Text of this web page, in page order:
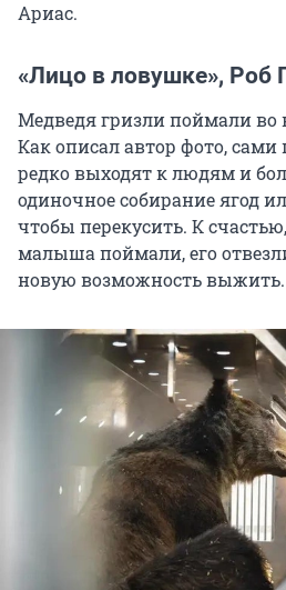
Ариас.
«Лицо в ловушке», Роб
Медведя гризли поймали во
Как описал автор фото, сами
редко выходят к людям и
одиночное собирание ягод
чтобы перекусить. К
малыша поймали, его
новую возможность выжить.